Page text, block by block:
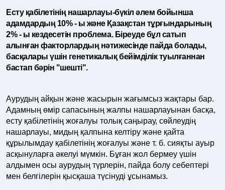
Есту қабілетінің нашарлауы-бүкіл әлем бойынша
адамдардың 10% - ы және Қазақстан тұрғындарының
2% - ы кездесетін проблема. Біреуде бұл сатып
алынған факторлардың нәтижесінде пайда болады,
басқалары үшін генетикалық бейімділік туылғаннан
бастап бәрін "шешті".
Аурудың айқын және жасырын жағымсыз жақтары бар.
Адамның өмір сапасының жалпы нашарлауынан басқа,
есту қабілетінің жоғалуы толық саңырау, сөйлеудің
нашарлауы, мидың қалпына келтіру және қайта
құрылымдау қабілетінің жоғалуы және т. б. сияқты ауыр
асқынуларға әкелуі мүмкін. Бұған жол бермеу үшін
алдымен осы аурудың түрлерін, пайда болу себептері
мен белгілерін қысқаша түсінуді ұсынамыз.